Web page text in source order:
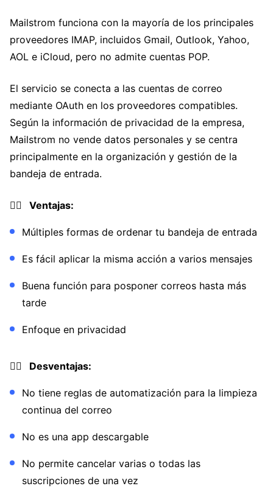
Mailstrom funciona con la mayoría de los principales
proveedores IMAP, incluidos Gmail, Outlook, Yahoo,
AOL e iCloud, pero no admite cuentas POP.
El servicio se conecta a las cuentas de correo
mediante OAuth en los proveedores compatibles.
Según la información de privacidad de la empresa,
Mailstrom no vende datos personales y se centra
principalmente en la organización y gestión de la
bandeja de entrada.
👍🏼 Ventajas:
Múltiples formas de ordenar tu bandeja de entrada
Es fácil aplicar la misma acción a varios mensajes
Buena función para posponer correos hasta más
tarde
Enfoque en privacidad
👎🏼 Desventajas:
No tiene reglas de automatización para la limpieza
continua del correo
No es una app descargable
No permite cancelar varias o todas las
suscripciones de una vez